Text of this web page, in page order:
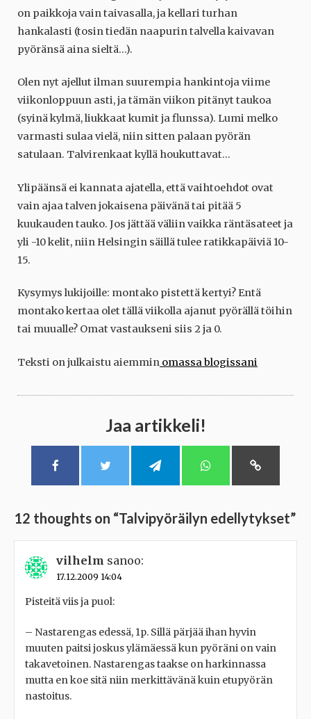
on paikkoja vain taivasalla, ja kellari turhan
hankalasti (tosin tiedän naapurin talvella kaivavan
pyöränsä aina sieltä…).
Olen nyt ajellut ilman suurempia hankintoja viime
viikonloppuun asti, ja tämän viikon pitänyt taukoa
(syinä kylmä, liukkaat kumit ja flunssa). Lumi melko
varmasti sulaa vielä, niin sitten palaan pyörän
satulaan. Talvirenkaat kyllä houkuttavat…
Ylipäänsä ei kannata ajatella, että vaihtoehdot ovat
vain ajaa talven jokaisena päivänä tai pitää 5
kuukauden tauko. Jos jättää väliin vaikka räntäsateet ja
yli -10 kelit, niin Helsingin säillä tulee ratikkapäiviä 10-
15.
Kysymys lukijoille: montako pistettä kertyi? Entä
montako kertaa olet tällä viikolla ajanut pyörällä töihin
tai muualle? Omat vastaukseni siis 2 ja 0.
Teksti on julkaistu aiemmin omassa blogissani
Jaa artikkeli!
12 thoughts on “Talvipyöräilyn edellytykset”
vilhelm sanoo:
17.12.2009 14:04
Pisteitä viis ja puol:
– Nastarengas edessä, 1p. Sillä pärjää ihan hyvin
muuten paitsi joskus ylämäessä kun pyöräni on vain
takavetoinen. Nastarengas taakse on harkinnassa
mutta en koe sitä niin merkittävänä kuin etupyörän
nastoitus.